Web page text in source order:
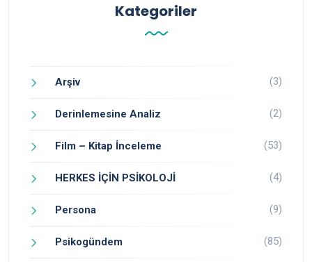
Kategoriler
Arşiv (3)
Derinlemesine Analiz (2)
Film – Kitap İnceleme (53)
HERKES İÇİN PSİKOLOJİ (4)
Persona (9)
Psikogündem (85)